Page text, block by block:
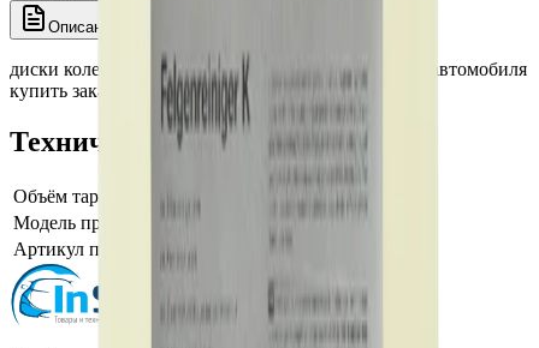
Описание
диски колес wheel химия автохимия средство авто автомобиля
купить заказать интернет магазин кох unna
Технические характеристики
Объём тары, фасовка
Модель производителя
FELGENREINIGER-K
Артикул производителя